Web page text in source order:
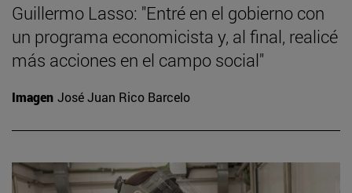
Guillermo Lasso: "Entré en el gobierno con
un programa economicista y, al final, realicé
más acciones en el campo social"
Imagen José Juan Rico Barcelo